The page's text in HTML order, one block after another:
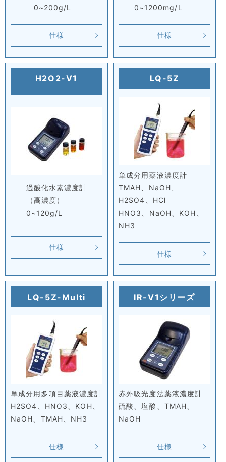
0~200g/L
仕様
0~1200mg/L
仕様
H2O2-V1
過酸化水素濃度計
（高濃度）
0~120g/L
仕様
LQ-5Z
単成分用薬液濃度計
TMAH、NaOH、
H2SO4、HCl
HNO3、NaOH、KOH、
NH3
仕様
LQ-5Z-Multi
単成分用多項目薬液濃度計
H2SO4、HNO3、KOH、
NaOH、TMAH、NH3
仕様
IR-V1シリーズ
赤外吸光度法薬液濃度計
硫酸、塩酸、TMAH、
NaOH
仕様